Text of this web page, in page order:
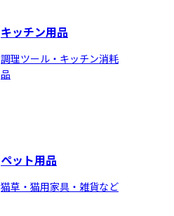
キッチン用品
調理ツール・キッチン消耗
品
ペット用品
猫草・猫用家具・雑貨など